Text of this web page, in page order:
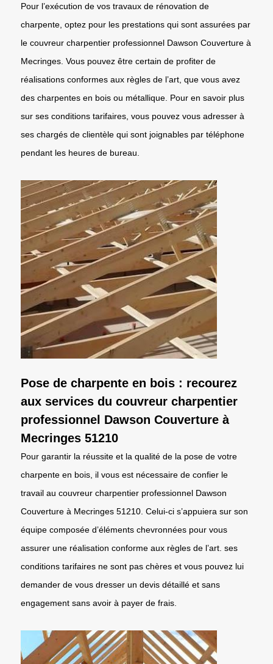
Pour l’exécution de vos travaux de rénovation de
charpente, optez pour les prestations qui sont assurées par
le couvreur charpentier professionnel Dawson Couverture à
Mecringes. Vous pouvez être certain de profiter de
réalisations conformes aux règles de l’art, que vous avez
des charpentes en bois ou métallique. Pour en savoir plus
sur ses conditions tarifaires, vous pouvez vous adresser à
ses chargés de clientèle qui sont joignables par téléphone
pendant les heures de bureau.
Pose de charpente en bois : recourez
aux services du couvreur charpentier
professionnel Dawson Couverture à
Mecringes 51210
Pour garantir la réussite et la qualité de la pose de votre
charpente en bois, il vous est nécessaire de confier le
travail au couvreur charpentier professionnel Dawson
Couverture à Mecringes 51210. Celui-ci s’appuiera sur son
équipe composée d’éléments chevronnées pour vous
assurer une réalisation conforme aux règles de l’art. ses
conditions tarifaires ne sont pas chères et vous pouvez lui
demander de vous dresser un devis détaillé et sans
engagement sans avoir à payer de frais.